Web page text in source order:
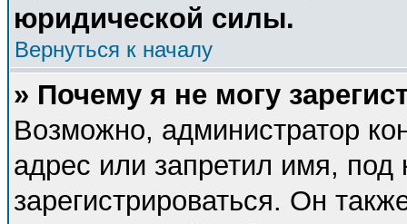
юридической силы.
Вернуться к началу
» Почему я не могу
Возможно, администратор
адрес или запретил имя,
зарегистрироваться. Он